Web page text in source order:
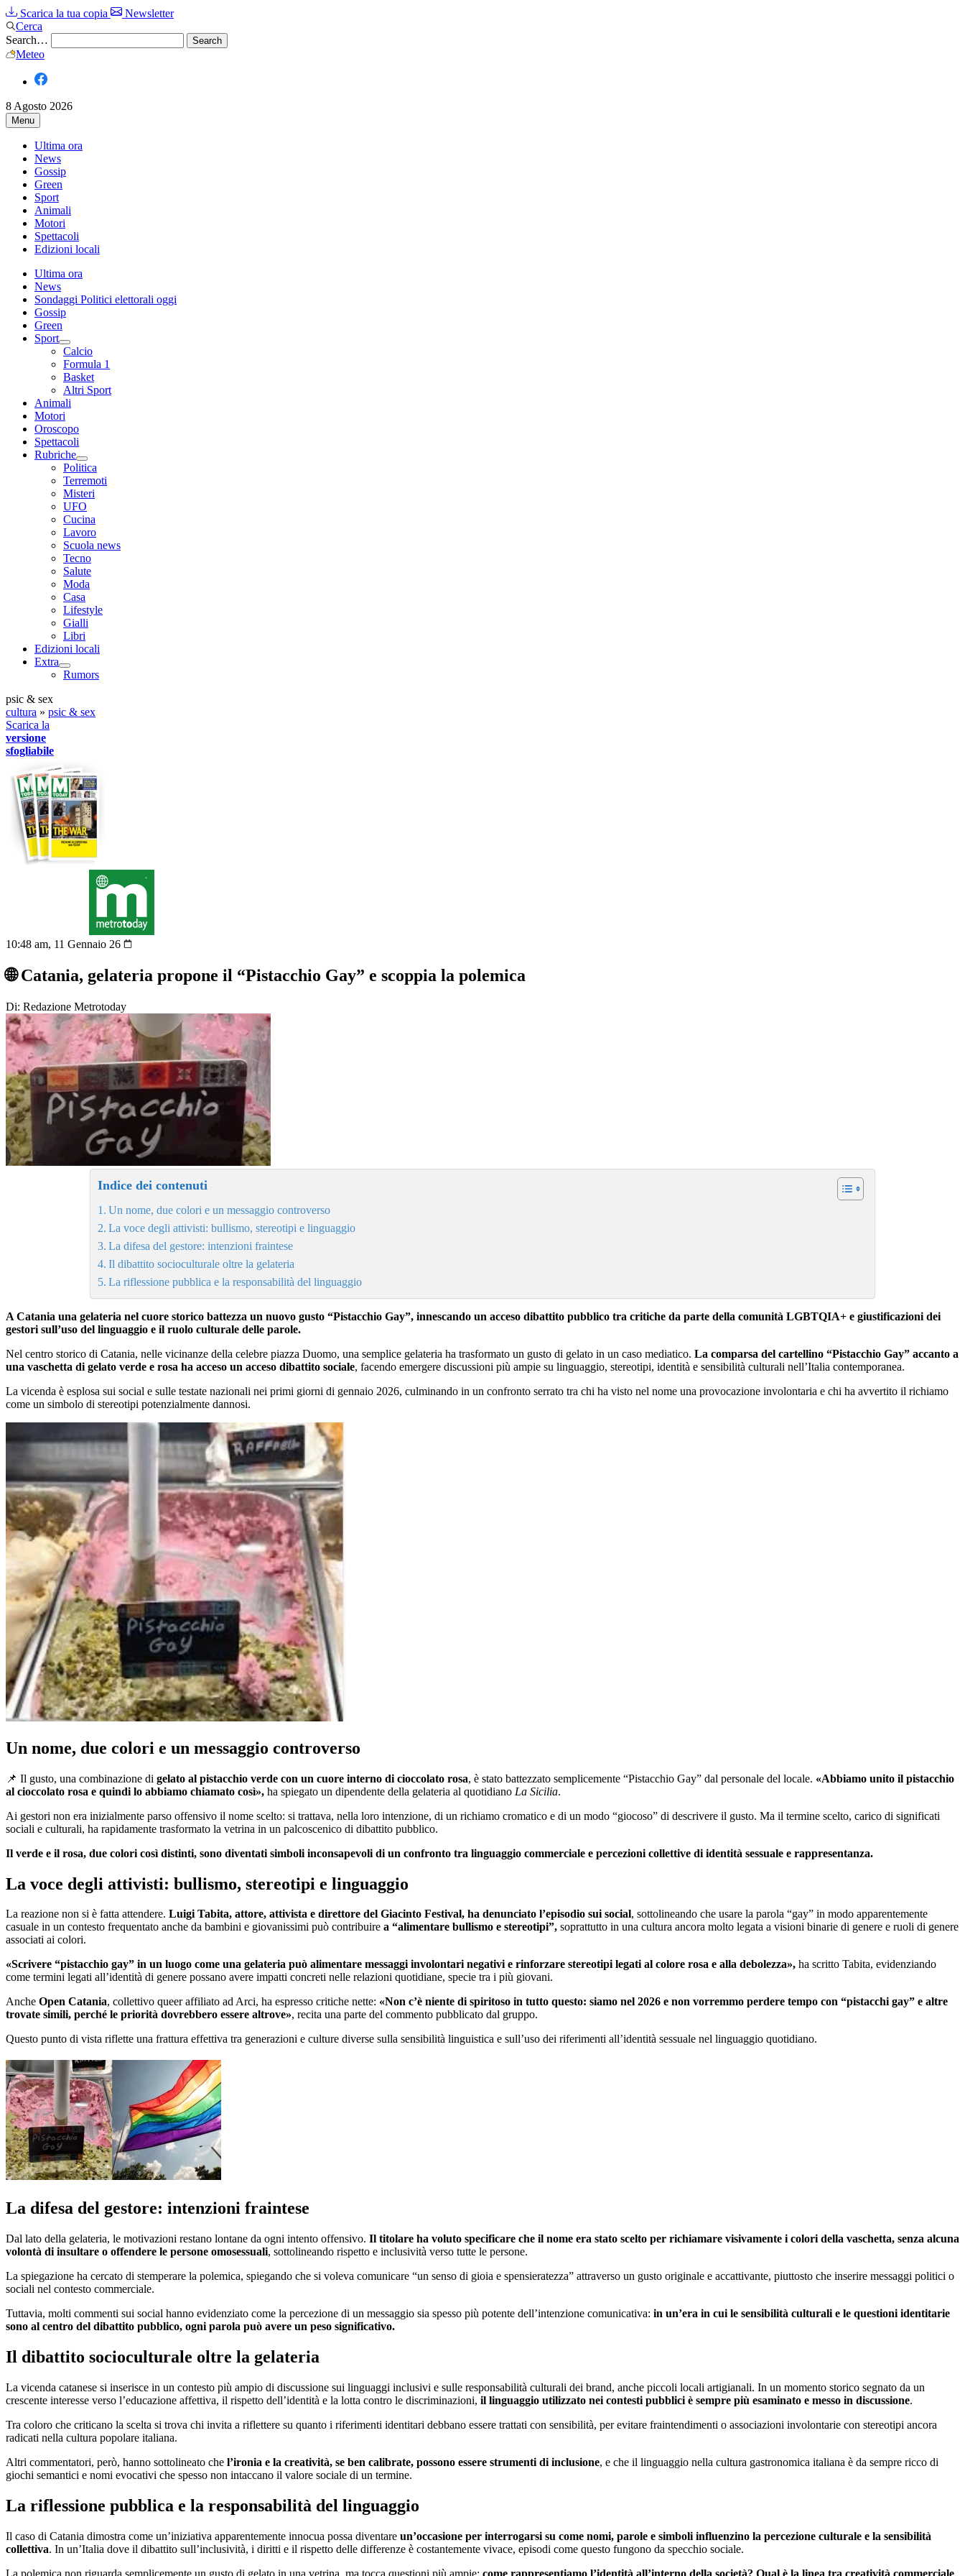
Scarica la tua copia
Newsletter
Cerca
Search…
Meteo
8 Agosto 2026
Menu
Ultima ora
News
Gossip
Green
Sport
Animali
Motori
Spettacoli
Edizioni locali
Ultima ora
News
Sondaggi Politici elettorali oggi
Gossip
Green
Sport
Calcio
Formula 1
Basket
Altri Sport
Animali
Motori
Oroscopo
Spettacoli
Rubriche
Politica
Terremoti
Misteri
UFO
Cucina
Lavoro
Scuola news
Tecno
Salute
Moda
Casa
Lifestyle
Gialli
Libri
Edizioni locali
Extra
Rumors
psic & sex
cultura » psic & sex
Scarica la
versione
sfogliabile
10:48 am, 11 Gennaio 26
🌐 Catania, gelateria propone il “Pistacchio Gay” e scoppia la polemica
Di: Redazione Metrotoday
Indice dei contenuti
Un nome, due colori e un messaggio controverso
La voce degli attivisti: bullismo, stereotipi e linguaggio
La difesa del gestore: intenzioni fraintese
Il dibattito socioculturale oltre la gelateria
La riflessione pubblica e la responsabilità del linguaggio
A Catania una gelateria nel cuore storico battezza un nuovo gusto “Pistacchio Gay”, innescando un acceso dibattito pubblico tra critiche da parte della comunità LGBTQIA+ e giustificazioni dei
gestori sull’uso del linguaggio e il ruolo culturale delle parole.
Nel centro storico di Catania, nelle vicinanze della celebre piazza Duomo, una semplice gelateria ha trasformato un gusto di gelato in un caso mediatico. La comparsa del cartellino “Pistacchio Gay” accanto a
una vaschetta di gelato verde e rosa ha acceso un acceso dibattito sociale, facendo emergere discussioni più ampie su linguaggio, stereotipi, identità e sensibilità culturali nell’Italia contemporanea.
La vicenda è esplosa sui social e sulle testate nazionali nei primi giorni di gennaio 2026, culminando in un confronto serrato tra chi ha visto nel nome una provocazione involontaria e chi ha avvertito il richiamo
come un simbolo di stereotipi potenzialmente dannosi.
Un nome, due colori e un messaggio controverso
📌 Il gusto, una combinazione di gelato al pistacchio verde con un cuore interno di cioccolato rosa, è stato battezzato semplicemente “Pistacchio Gay” dal personale del locale. «Abbiamo unito il pistacchio
al cioccolato rosa e quindi lo abbiamo chiamato così», ha spiegato un dipendente della gelateria al quotidiano La Sicilia.
Ai gestori non era inizialmente parso offensivo il nome scelto: si trattava, nella loro intenzione, di un richiamo cromatico e di un modo “giocoso” di descrivere il gusto. Ma il termine scelto, carico di significati
sociali e culturali, ha rapidamente trasformato la vetrina in un palcoscenico di dibattito pubblico.
Il verde e il rosa, due colori così distinti, sono diventati simboli inconsapevoli di un confronto tra linguaggio commerciale e percezioni collettive di identità sessuale e rappresentanza.
La voce degli attivisti: bullismo, stereotipi e linguaggio
La reazione non si è fatta attendere. Luigi Tabita, attore, attivista e direttore del Giacinto Festival, ha denunciato l’episodio sui social, sottolineando che usare la parola “gay” in modo apparentemente
casuale in un contesto frequentato anche da bambini e giovanissimi può contribuire a “alimentare bullismo e stereotipi”, soprattutto in una cultura ancora molto legata a visioni binarie di genere e ruoli di genere
associati ai colori.
«Scrivere “pistacchio gay” in un luogo come una gelateria può alimentare messaggi involontari negativi e rinforzare stereotipi legati al colore rosa e alla debolezza», ha scritto Tabita, evidenziando
come termini legati all’identità di genere possano avere impatti concreti nelle relazioni quotidiane, specie tra i più giovani.
Anche Open Catania, collettivo queer affiliato ad Arci, ha espresso critiche nette: «Non c’è niente di spiritoso in tutto questo: siamo nel 2026 e non vorremmo perdere tempo con “pistacchi gay” e altre
trovate simili, perché le priorità dovrebbero essere altrove», recita una parte del commento pubblicato dal gruppo.
Questo punto di vista riflette una frattura effettiva tra generazioni e culture diverse sulla sensibilità linguistica e sull’uso dei riferimenti all’identità sessuale nel linguaggio quotidiano.
La difesa del gestore: intenzioni fraintese
Dal lato della gelateria, le motivazioni restano lontane da ogni intento offensivo. Il titolare ha voluto specificare che il nome era stato scelto per richiamare visivamente i colori della vaschetta, senza alcuna
volontà di insultare o offendere le persone omosessuali, sottolineando rispetto e inclusività verso tutte le persone.
La spiegazione ha cercato di stemperare la polemica, spiegando che si voleva comunicare “un senso di gioia e spensieratezza” attraverso un gusto originale e accattivante, piuttosto che inserire messaggi politici o
sociali nel contesto commerciale.
Tuttavia, molti commenti sui social hanno evidenziato come la percezione di un messaggio sia spesso più potente dell’intenzione comunicativa: in un’era in cui le sensibilità culturali e le questioni identitarie
sono al centro del dibattito pubblico, ogni parola può avere un peso significativo.
Il dibattito socioculturale oltre la gelateria
La vicenda catanese si inserisce in un contesto più ampio di discussione sui linguaggi inclusivi e sulle responsabilità culturali dei brand, anche piccoli locali artigianali. In un momento storico segnato da un
crescente interesse verso l’educazione affettiva, il rispetto dell’identità e la lotta contro le discriminazioni, il linguaggio utilizzato nei contesti pubblici è sempre più esaminato e messo in discussione.
Tra coloro che criticano la scelta si trova chi invita a riflettere su quanto i riferimenti identitari debbano essere trattati con sensibilità, per evitare fraintendimenti o associazioni involontarie con stereotipi ancora
radicati nella cultura popolare italiana.
Altri commentatori, però, hanno sottolineato che l’ironia e la creatività, se ben calibrate, possono essere strumenti di inclusione, e che il linguaggio nella cultura gastronomica italiana è da sempre ricco di
giochi semantici e nomi evocativi che spesso non intaccano il valore sociale di un termine.
La riflessione pubblica e la responsabilità del linguaggio
Il caso di Catania dimostra come un’iniziativa apparentemente innocua possa diventare un’occasione per interrogarsi su come nomi, parole e simboli influenzino la percezione culturale e la sensibilità
collettiva. In un’Italia dove il dibattito sull’inclusività, i diritti e il rispetto delle differenze è costantemente vivace, episodi come questo fungono da specchio sociale.
La polemica non riguarda semplicemente un gusto di gelato in una vetrina, ma tocca questioni più ampie: come rappresentiamo l’identità all’interno della società? Qual è la linea tra creatività commerciale